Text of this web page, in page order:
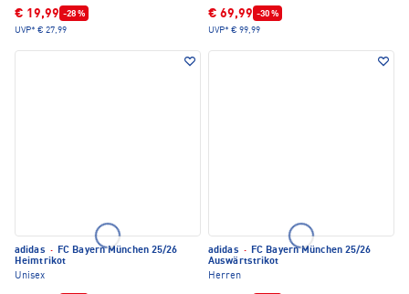
€ 19,99 -28 %
UVP* € 27,99
€ 69,99 -30 %
UVP* € 99,99
adidas · FC Bayern München 25/26
Heimtrikot
Unisex
adidas · FC Bayern München 25/26
Auswärtstrikot
Herren